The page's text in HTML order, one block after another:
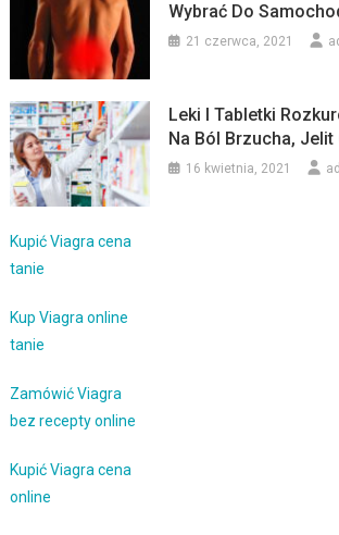
Wybrać Do
21 czerwca, 2021
Leki I Tabletki
Na Ból Brzucha, Jelit
16 kwietnia, 2021
Kupić Viagra cena
tanie
Kup Viagra online
tanie
Zamówić Viagra
bez recepty online
Kupić Viagra cena
online